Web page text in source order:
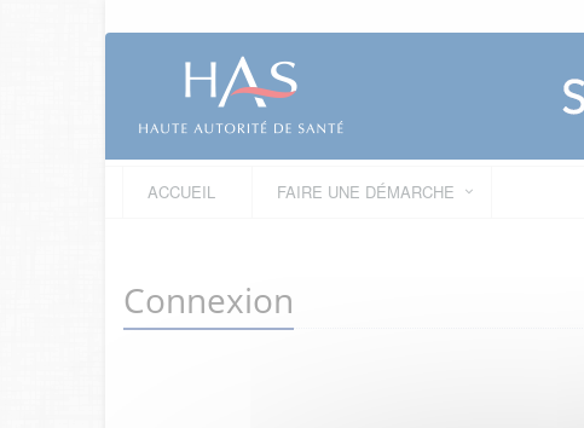
ACCUEIL FAIRE UNE DÉMARCHE
Connexion